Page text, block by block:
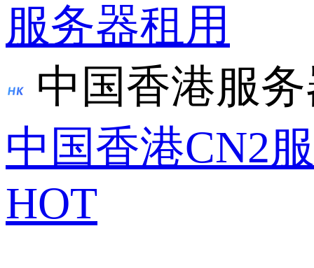
服务器租用
中国香港服
中国香港CN2
HOT